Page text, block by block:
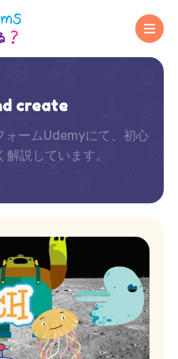
create
ォームUdemyにて、初心
説しています。